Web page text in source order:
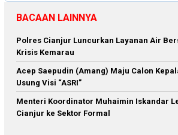
BACAAN LAINNYA
Polres Cianjur Luncurkan Layanan Air
Krisis Kemarau
Acep Saepudin (Amang) Maju Calon
Usung Visi “ASRI”
Menteri Koordinator Muhaimin Iskandar
Cianjur ke Sektor Formal